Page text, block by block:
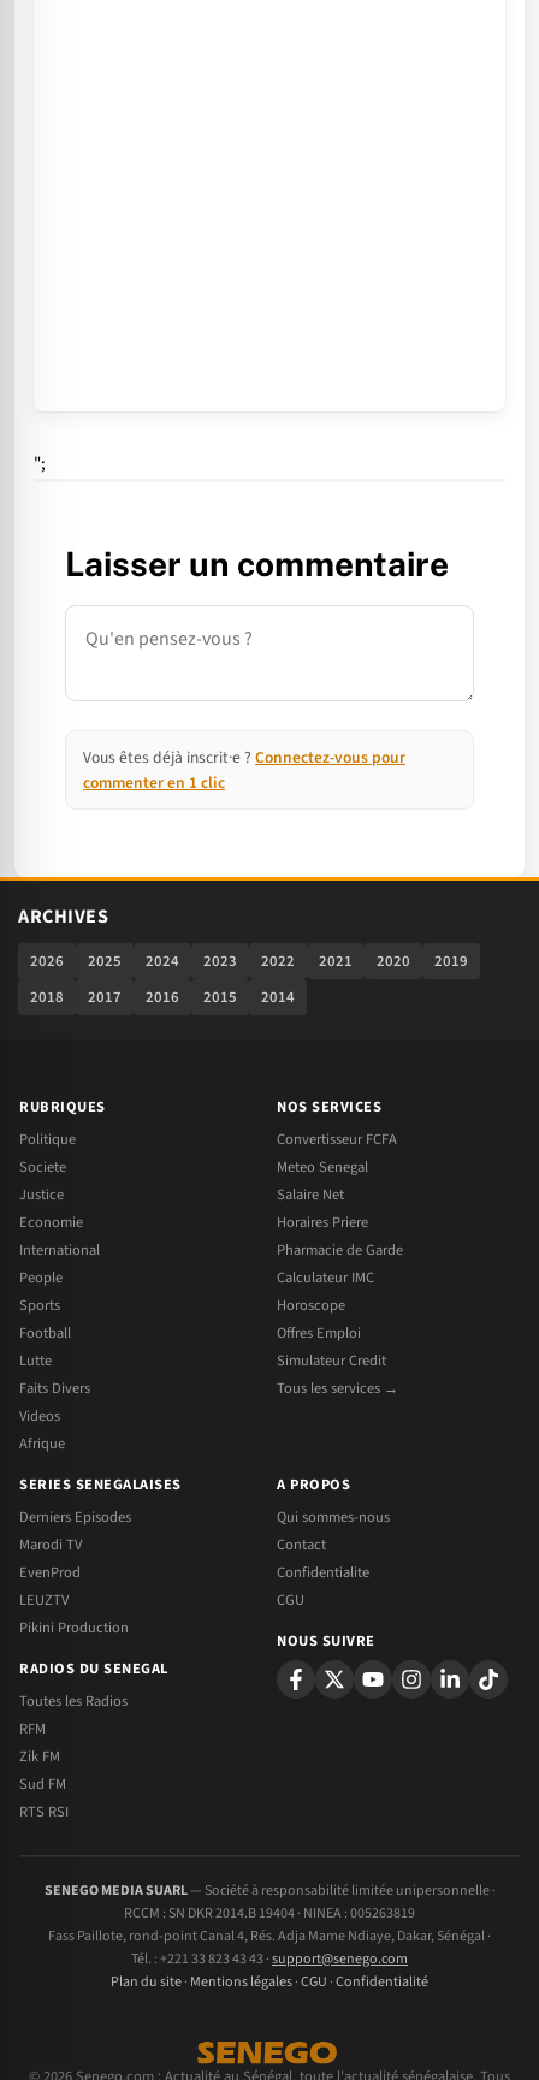
";
Laisser un commentaire
Commentaire
Vous êtes déjà inscrit·e ? Connectez-vous pour
commenter en 1 clic
ARCHIVES
2026 2025 2024 2023 2022 2021 2020
2019
2018
2017 2016 2015 2014
RUBRIQUES
Politique
Societe
Justice
Economie
International
People
Sports
Football
Lutte
Faits Divers
Videos
Afrique
NOS SERVICES
Convertisseur FCFA
Meteo Senegal
Salaire Net
Horaires Priere
Pharmacie de Garde
Calculateur IMC
Horoscope
Offres Emploi
Simulateur Credit
Tous les services →
SERIES SENEGALAISES
Derniers Episodes
Marodi TV
EvenProd
LEUZTV
Pikini Production
RADIOS DU SENEGAL
Toutes les Radios
RFM
Zik FM
Sud FM
RTS RSI
A PROPOS
Qui sommes-nous
Contact
Confidentialite
CGU
NOUS SUIVRE
SENEGO MEDIA SUARL— Société à responsabilité limitée unipersonnelle ·
RCCM : SN DKR 2014.B 19404 · NINEA : 005263819
Fass Paillote, rond-point Canal 4, Rés. Adja Mame Ndiaye, Dakar, Sénégal ·
Tél. : +221 33 823 43 43 ·support@senego.com
Plan du site· Mentions légales·CGU ·Confidentialité